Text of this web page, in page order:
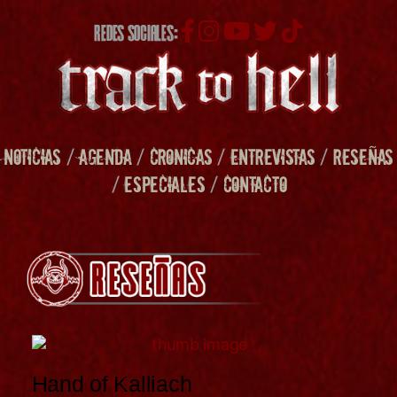
REDES SOCIALES:
NOTICIAS/AGENDA/ CRONICAS/ENTREVISTAS/RESEÑAS
/ESPECIALES/ CONTACTO
Hand of Kalliach